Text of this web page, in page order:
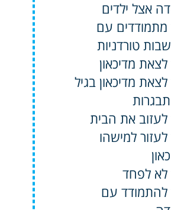
אצל ילדים
מתמודדים עם
טורדניות
לצאת מדיכאון
לצאת מדיכאון בגיל
לעזוב את הבית
לעזור למישהו
לא לפחד
להתמודד עם